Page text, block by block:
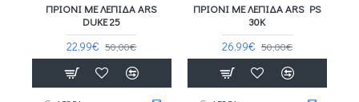
ΠΡΙΌΝΙ ΜΕ ΛΕΠΊΔΑ ARS
DUKE 25
22,99€ 50,00€
ΠΡΙΌΝΙ ΜΕ ΛΕΠΊΔΑ ARS PS
30K
26,99€ 50,00€